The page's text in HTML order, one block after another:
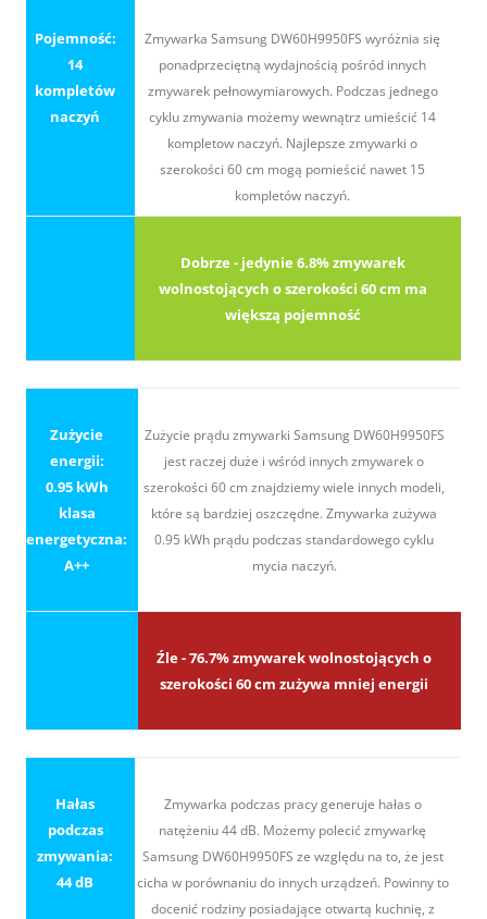
Pojemność:
14
kompletów
naczyń
Zmywarka Samsung DW60H9950FS wyróżnia się
ponadprzeciętną wydajnością pośród innych
zmywarek pełnowymiarowych. Podczas jednego
cyklu zmywania możemy wewnątrz umieścić 14
kompletow naczyń. Najlepsze zmywarki o
szerokości 60 cm mogą pomieścić nawet 15
kompletów naczyń.
Dobrze - jedynie 6.8% zmywarek
wolnostojących o szerokości 60 cm ma
większą pojemność
Zużycie
energii:
0.95 kWh
klasa
energetyczna:
A++
Zużycie prądu zmywarki Samsung DW60H9950FS
jest raczej duże i wśród innych zmywarek o
szerokości 60 cm znajdziemy wiele innych modeli,
które są bardziej oszczędne. Zmywarka zużywa
0.95 kWh prądu podczas standardowego cyklu
mycia naczyń.
Źle - 76.7% zmywarek wolnostojących o
szerokości 60 cm zużywa mniej energii
Hałas
podczas
zmywania:
44 dB
Zmywarka podczas pracy generuje hałas o
natężeniu 44 dB. Możemy polecić zmywarkę
Samsung DW60H9950FS ze względu na to, że jest
cicha w porównaniu do innych urządzeń. Powinny to
docenić rodziny posiadające otwartą kuchnię, z